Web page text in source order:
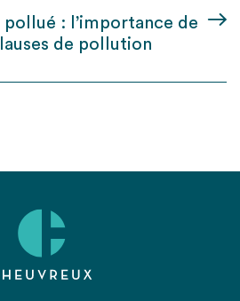
pollué : l’importance de
de pollution